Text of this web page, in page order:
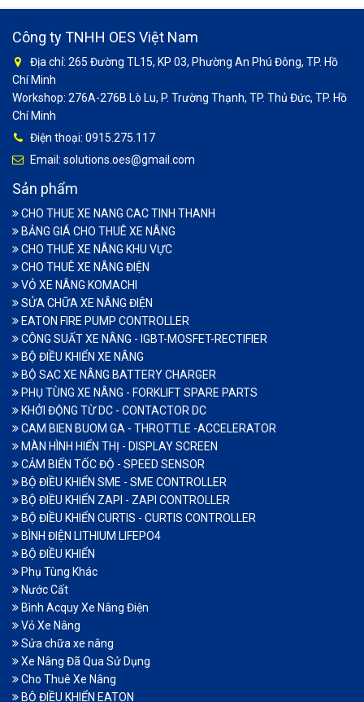
Công ty TNHH OES Việt Nam
Địa chỉ: 265 Đường TL15, KP 03, Phường An Phú Đông, TP. Hồ
Chí Minh
Workshop: 276A-276B Lò Lu, P. Trường Thạnh, TP. Thủ Đức, TP. Hồ
Chí Minh
Điện thoại: 0915.275.117
Email: solutions.oes@gmail.com
Sản phẩm
CHO THUE XE NANG CAC TINH THANH
BẢNG GIÁ CHO THUÊ XE NÂNG
CHO THUÊ XE NÂNG KHU VỰC
CHO THUÊ XE NÂNG ĐIỆN
VỎ XE NÂNG KOMACHI
SỬA CHỮA XE NÂNG ĐIỆN
EATON FIRE PUMP CONTROLLER
CÔNG SUẤT XE NÂNG - IGBT-MOSFET-RECTIFIER
BỘ ĐIỀU KHIỂN XE NÂNG
BỘ SẠC XE NÂNG BATTERY CHARGER
PHỤ TÙNG XE NÂNG - FORKLIFT SPARE PARTS
KHỞI ĐỘNG TỪ DC - CONTACTOR DC
CAM BIEN BUOM GA - THROTTLE -ACCELERATOR
MÀN HÌNH HIỂN THỊ - DISPLAY SCREEN
CẢM BIẾN TỐC ĐỘ - SPEED SENSOR
BỘ ĐIỀU KHIỂN SME - SME CONTROLLER
BỘ ĐIỀU KHIỂN ZAPI - ZAPI CONTROLLER
BỘ ĐIỀU KHIỂN CURTIS - CURTIS CONTROLLER
BÌNH ĐIỆN LITHIUM LIFEPO4
BỘ ĐIỀU KHIỂN
Phụ Tùng Khác
Nước Cất
Bình Acquy Xe Nâng Điện
Vỏ Xe Nâng
Sửa chữa xe nâng
Xe Nâng Đã Qua Sử Dụng
Cho Thuê Xe Nâng
BỘ ĐIỀU KHIỂN EATON